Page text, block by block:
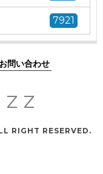
7921
お問い合わせ
RIGHT RESERVED.